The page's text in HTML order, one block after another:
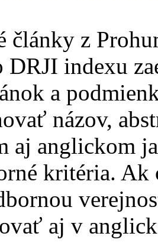
články z
DRJI indexu
a
názov,
aj anglickom
kritéria. Ak
aj v